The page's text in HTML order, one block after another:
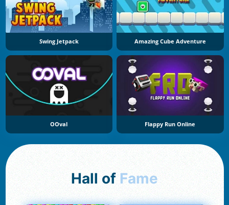
Swing Jetpack Amazing Cube Adventure
OOval Flappy Run Online
Hall of Fame